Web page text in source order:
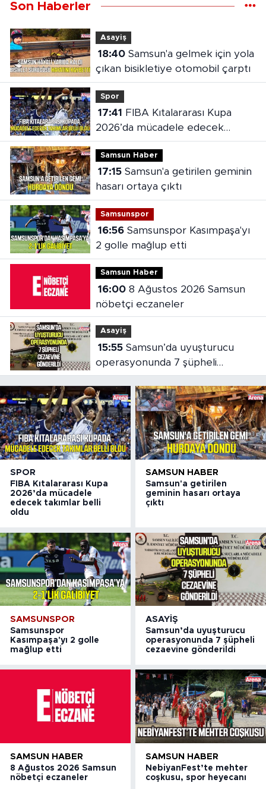
Son Haberler
Asayiş
18:40Samsun'a gelmek için yola
çıkan bisikletiye otomobil çarptı
Spor
17:41
2026’da mücadele edecek
takımlar belli oldu
Samsun Haber
17:15Samsun'a getirilen geminin
hasarı ortaya çıktı
Samsunspor
16:56Samsunspor Kasımpaşa'yı
2 golle mağlup etti
Samsun Haber
16:008 Ağustos 2026 Samsun
nöbetçi eczaneler
Asayiş
15:55Samsun’da uyuşturucu
operasyonunda 7 şüpheli
cezaevine gönderildi
SPOR
FIBA Kıtalararası Kupa
2026’da mücadele
edecek takımlar belli
oldu
SAMSUN HABER
Samsun'a getirilen
geminin hasarı ortaya
çıktı
SAMSUNSPOR
Samsunspor
Kasımpaşa'yı 2 golle
mağlup etti
ASAYIŞ
Samsun’da uyuşturucu
operasyonunda 7 şüpheli
cezaevine gönderildi
SAMSUN HABER
8 Ağustos 2026 Samsun
nöbetçi eczaneler
SAMSUN HABER
NebiyanFest’te mehter
coşkusu, spor heyecanı